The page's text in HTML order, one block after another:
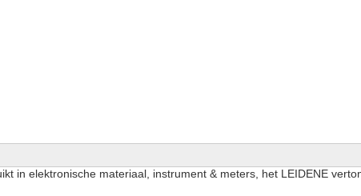
in elektronische materiaal, instrument & meters, het LEIDENE